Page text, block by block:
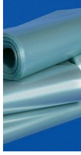
armazenado
útil de no
é importante
sobre pisos
DE ALTA
passou a
mais modernas
assim, o mix